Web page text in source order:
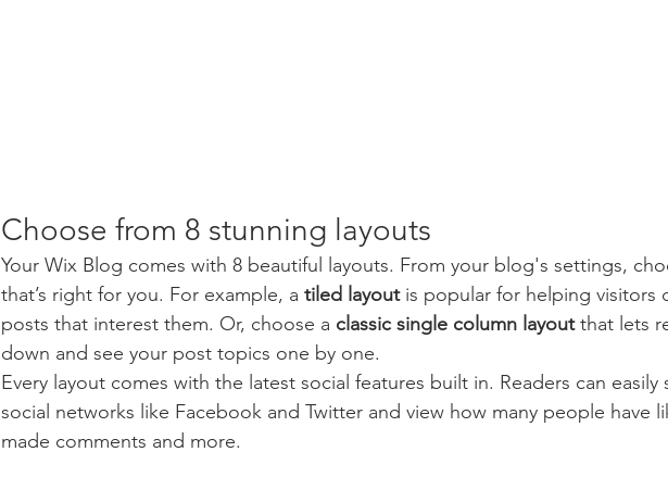
Choose from 8 stunning layouts
Your Wix Blog comes with 8 beautiful layouts. From your blog's settings,
that’s right for you. For example, a tiled layout is popular for helping visitors
posts that interest them. Or, choose a classic single column layout that lets
down and see your post topics one by one.
Every layout comes with the latest social features built in. Readers can easily
social networks like Facebook and Twitter and view how many people have
made comments and more.